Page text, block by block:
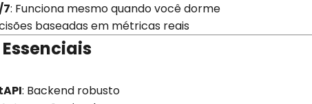
: Funciona mesmo quando você dorme
baseadas em métricas reais
: Backend robusto